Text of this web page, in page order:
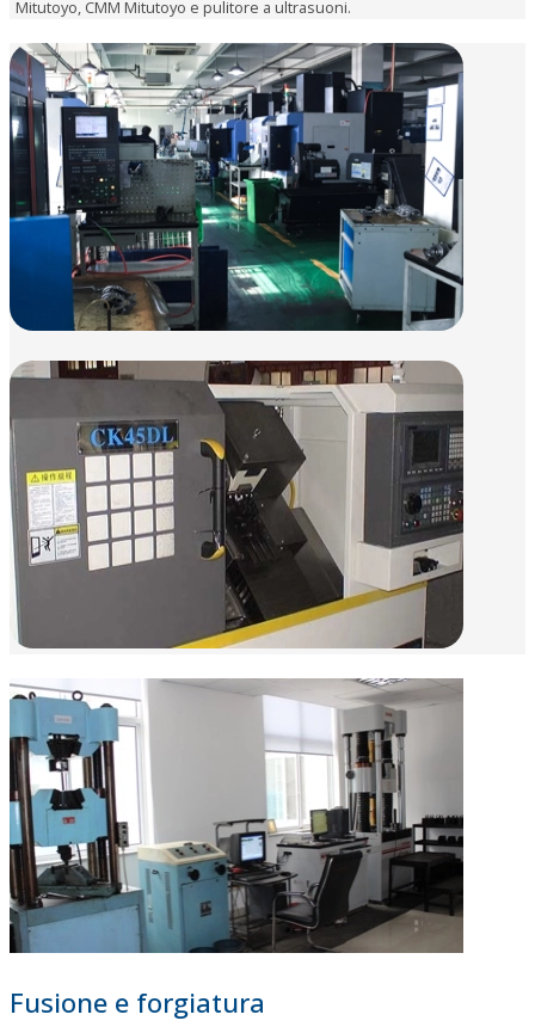
Mitutoyo, CMM Mitutoyo e pulitore a ultrasuoni.
Fusione e forgiatura